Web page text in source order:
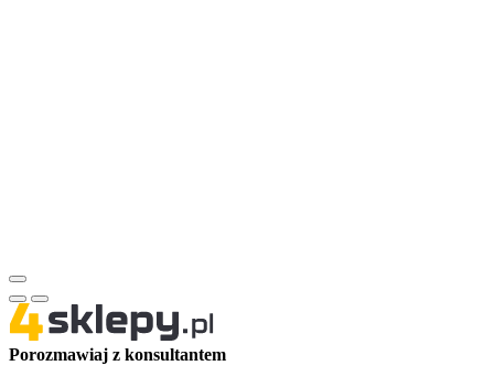
Porozmawiaj z konsultantem